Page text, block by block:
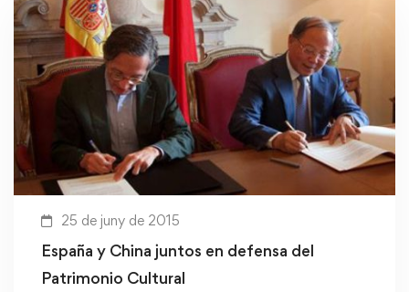
25 de juny de 2015
España y China juntos en defensa del
Patrimonio Cultural